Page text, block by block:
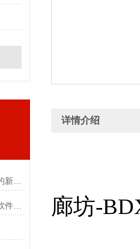
2013版超声波微波组合反应系统的新构思
2017我公司所有产品全部升级，软件更智能，硬件更美观！
详情介绍
廊坊-